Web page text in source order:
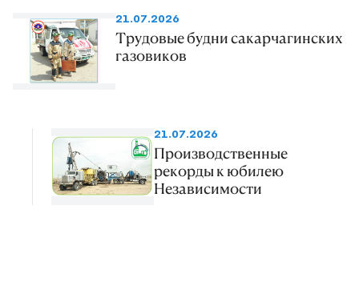
21.07.2026
Трудовые будни сакарчагинских
газовиков
21.07.2026
Производственные
рекорды к юбилею
Независимости